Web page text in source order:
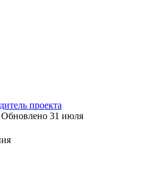
проекта
Обновлено 31 июля